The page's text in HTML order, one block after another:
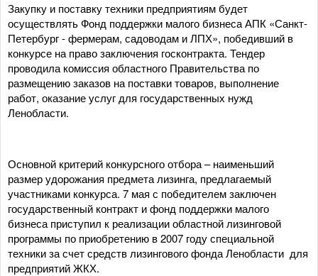
Закупку и поставку техники предприятиям будет
осуществлять Фонд поддержки малого бизнеса АПК «Санкт-
Петербург - фермерам, садоводам и ЛПХ», победивший в
конкурсе на право заключения госконтракта. Тендер
проводила комиссия областного Правительства по
размещению заказов на поставки товаров, выполнение
работ, оказание услуг для государственных нужд
Ленобласти.
Основной критерий конкурсного отбора – наименьший
размер удорожания предмета лизинга, предлагаемый
участниками конкурса. 7 мая с победителем заключен
государственный контракт и фонд поддержки малого
бизнеса приступил к реализации областной лизинговой
программы по приобретению в 2007 году специальной
техники за счет средств лизингового фонда Ленобласти для
предприятий ЖКХ.